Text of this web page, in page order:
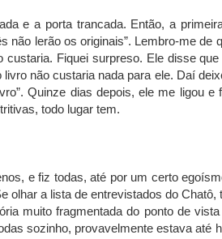
e a porta trancada. Então, a
lerão os originais”. Lembro-me de
Fiquei surpreso. Ele disse
não custaria nada para ele. Daí
Quinze dias depois, ele me ligou e
todo lugar tem.
e fiz todas, até por um certo
olhar a lista de entrevistados do Chatô,
muito fragmentada do ponto de
sozinho, provavelmente estava até